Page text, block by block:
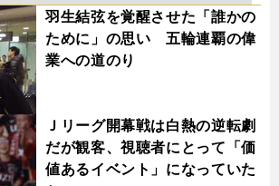
羽生結弦を覚醒させた「誰かの
ために」の思い 五輪連覇の偉
業への道のり
Ｊリーグ開幕戦は白熱の逆転劇
だが観客、視聴者にとって「価
値あるイベント」になっていた